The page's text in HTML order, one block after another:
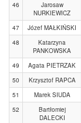
46
Jarosaw
NURKIEWICZ
47 Józef MAŁKIŃSKI
48
Katarzyna
PANKOWSKA
49 Agata PIETRZAK
50
Krzysztof RAPCA
51
Marek SIUDA
52
Bartłomiej
DALECKI